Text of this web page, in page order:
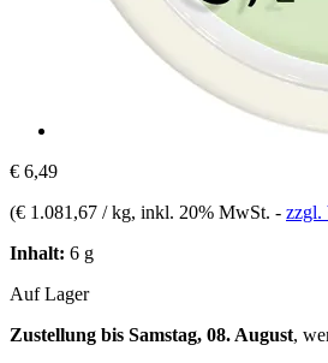
€ 6,49
(€ 1.081,67 / kg, inkl. 20% MwSt. - zzgl.
Inhalt: 6 g
Auf Lager
Zustellung bis Samstag, 08. August,